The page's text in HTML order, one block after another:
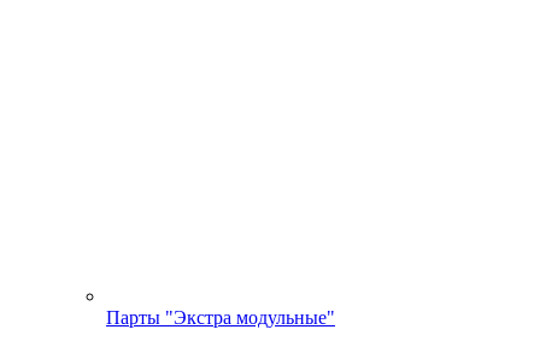
Парты "Экстра модульные"